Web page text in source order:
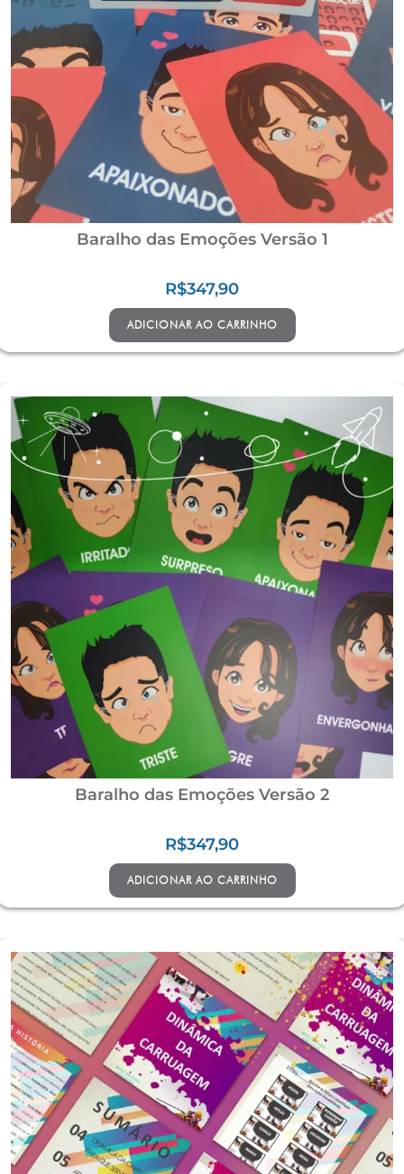
Baralho das Emoções Versão 1
R$347,90
ADICIONAR AO CARRINHO
Baralho das Emoções Versão 2
R$347,90
ADICIONAR AO CARRINHO